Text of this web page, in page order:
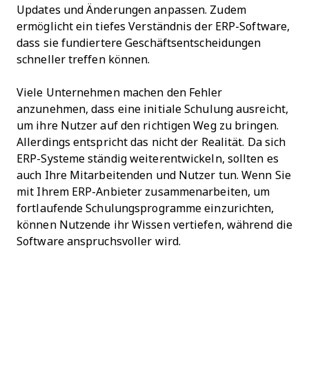
Updates und Änderungen anpassen. Zudem
ermöglicht ein tiefes Verständnis der ERP-Software,
dass sie fundiertere Geschäftsentscheidungen
schneller treffen können.
Viele Unternehmen machen den Fehler
anzunehmen, dass eine initiale Schulung ausreicht,
um ihre Nutzer auf den richtigen Weg zu bringen.
Allerdings entspricht das nicht der Realität. Da sich
ERP-Systeme ständig weiterentwickeln, sollten es
auch Ihre Mitarbeitenden und Nutzer tun. Wenn Sie
mit Ihrem ERP-Anbieter zusammenarbeiten, um
fortlaufende Schulungsprogramme einzurichten,
können Nutzende ihr Wissen vertiefen, während die
Software anspruchsvoller wird.